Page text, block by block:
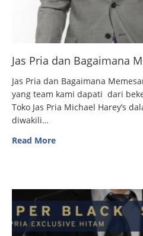
Jas Pria dan Bagaimana
Jas Pria dan Bagaimana
yang team kami dapati dari
Toko Jas Pria Michael Harey’s
diwakili…
Read More